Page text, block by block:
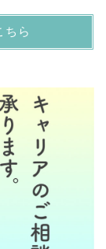
ちら